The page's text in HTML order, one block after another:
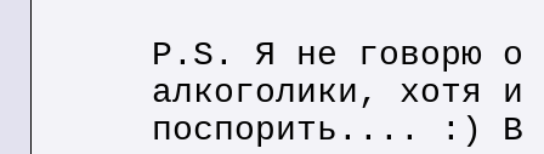
P.S. Я не говорю о
алкоголики, хотя
поспорить.... :) В